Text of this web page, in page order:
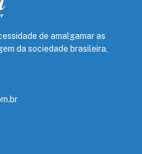
de amalgamar as
da sociedade brasileira,